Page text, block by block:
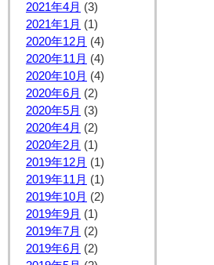
2021年4月 (3)
2021年1月 (1)
2020年12月 (4)
2020年11月 (4)
2020年10月 (4)
2020年6月 (2)
2020年5月 (3)
2020年4月 (2)
2020年2月 (1)
2019年12月 (1)
2019年11月 (1)
2019年10月 (2)
2019年9月 (1)
2019年7月 (2)
2019年6月 (2)